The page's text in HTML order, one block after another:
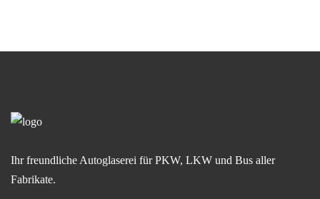
Ihr freundliche Autoglaserei für PKW, LKW und Bus aller
Fabrikate.